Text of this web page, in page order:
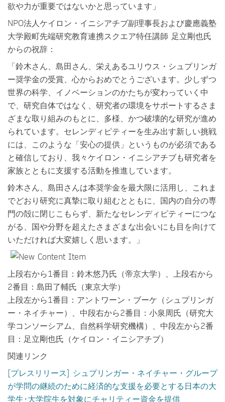
欲や力が重要ではないかと思っています」
NPO法人ケイロン・イニシアチブ副理事長および慶應義塾
大学殿町先端研究教育連携スクエア特任講師 足立剛也氏
からの祝辞：
「鈴木さん、島田さん、栄えあるユリウス・シュプリンガ
ー奨学金の受賞、心からおめでとうございます。少しずつ
世界の科学、イノベーションのかたちが変わっていく中
で、研究自体ではなく、研究者の環境をサポートするさま
ざまな取り組みのもとに、多様、かつ破壊的な研究が進め
られています。セレンディピティーを生み出す新しい挑戦
には、このような「安心の提供」というものが必須である
と確信しており、我々ケイロン・イニシアチブも研究者を
家族とともに支援する活動を推進しています。
鈴木さん、島田さんは本奨学金を最大限に活用し、これま
でどおり研究に真摯に取り組むとともに、国内の自分の専
門の殻に閉じこもらず、新たなセレンディピティーにつな
がる、国や分野を超えたさまざまな出会いにも目を向けて
いただければ大変嬉しく思います。」
上段右から1番目：鈴木悠乃氏（帝京大学）、上段右から
2番目：島田了輔氏（東京大学）
上段左から1番目：アントワーン・ブーケ（シュプリンガ
ー・ネイチャー）、中段右から2番目：小泉周氏（研究大
学コンソーシアム、自然科学研究機構）、中段左から2番
目：足立剛也氏（ケイロン・イニシアチブ）
関連リンク
[プレスリリース] シュプリンガー・ネイチャー・グループ
が学問の継続のために経済的な支援を必要とする日本の大
学生･大学院生を対象にチャリティー資金を提供